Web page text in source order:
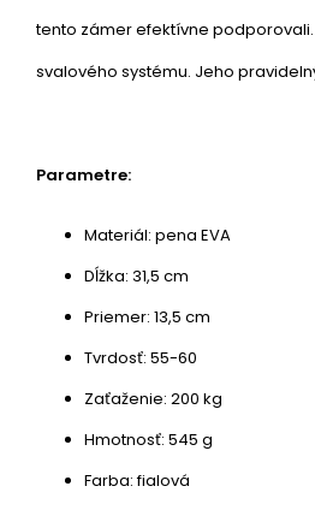
tento zámer efektívne
svalového systému. Jeho
Parametre:
Materiál: pena EVA
Dĺžka: 31,5 cm
Priemer: 13,5 cm
Tvrdosť: 55-60
Zaťaženie: 200 kg
Hmotnosť: 545 g
Farba: fialová